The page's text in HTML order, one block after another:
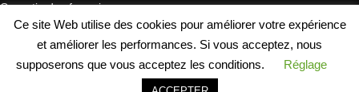
Garantie des fourmis
Plan du site
Droit de rétractation
SÉCURITÉ WEB
Ce site Web utilise des cookies pour améliorer votre expérience
et améliorer les performances. Si vous acceptez, nous
supposerons que vous acceptez les conditions.
Réglage